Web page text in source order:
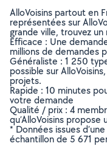
AlloVoisins partout en
représentées sur
grande ville, trouvez
Efficace : Une
millions de demandes
Généraliste : 1 250
possible sur
projets.
Rapide : 10 minutes
votre demande
Qualité / prix : 4
qu’AlloVoisins
* Données issues
échantillon de 5 671